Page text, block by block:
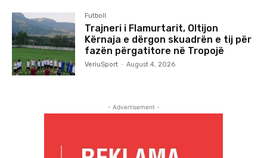
Futboll
Trajneri i Flamurtarit, Oltijon
Kërnaja e dërgon skuadrën e tij për
fazën përgatitore në Tropojë
VeriuSport - August 4, 2026
- Advertisement -